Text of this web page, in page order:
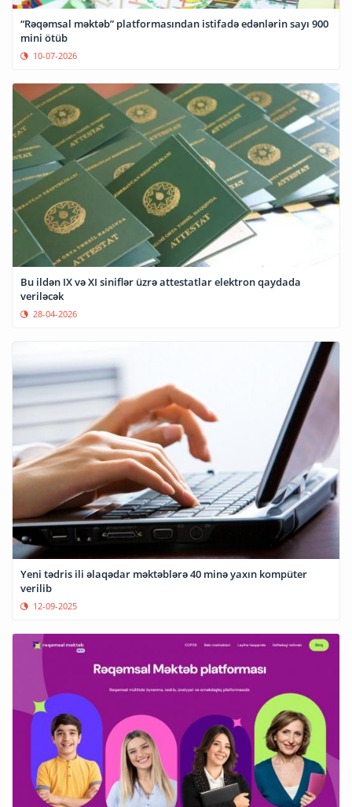
“Rəqəmsal məktəb” platformasından istifadə edənlərin sayı 900
mini ötüb
10-07-2026
Bu ildən IX və XI siniflər üzrə attestatlar elektron qaydada
veriləcək
28-04-2026
Yeni tədris ili əlaqədar məktəblərə 40 minə yaxın kompüter
verilib
12-09-2025